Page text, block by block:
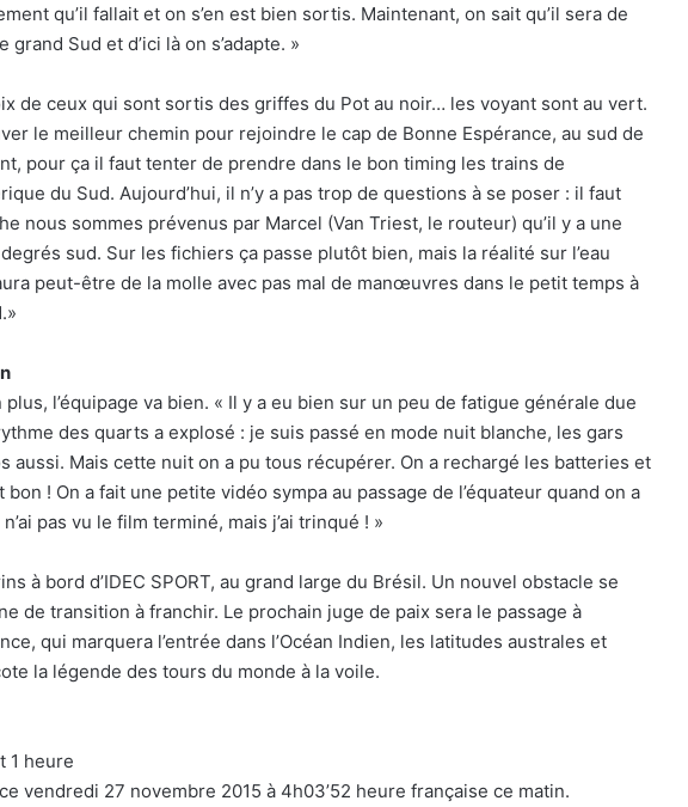
qu’il fallait et on s’en est bien sortis. Maintenant, on sait qu’il sera de
Sud et d’ici là on s’adapte. »
de ceux qui sont sortis des griffes du Pot au noir… les voyant sont au vert.
le meilleur chemin pour rejoindre le cap de Bonne Espérance, au sud de
pour ça il faut tenter de prendre dans le bon timing les trains de
du Sud. Aujourd’hui, il n’y a pas trop de questions à se poser : il faut
nous sommes prévenus par Marcel (Van Triest, le routeur) qu’il y a une
sud. Sur les fichiers ça passe plutôt bien, mais la réalité sur l’eau
peut-être de la molle avec pas mal de manœuvres dans le petit temps à
l’équipage va bien. « Il y a eu bien sur un peu de fatigue générale due
des quarts a explosé : je suis passé en mode nuit blanche, les gars
aussi. Mais cette nuit on a pu tous récupérer. On a rechargé les batteries et
! On a fait une petite vidéo sympa au passage de l’équateur quand on a
pas vu le film terminé, mais j’ai trinqué ! »
à bord d’IDEC SPORT, au grand large du Brésil. Un nouvel obstacle se
de transition à franchir. Le prochain juge de paix sera le passage à
qui marquera l’entrée dans l’Océan Indien, les latitudes australes et
la légende des tours du monde à la voile.
1 heure
vendredi 27 novembre 2015 à 4h03’52 heure française ce matin.